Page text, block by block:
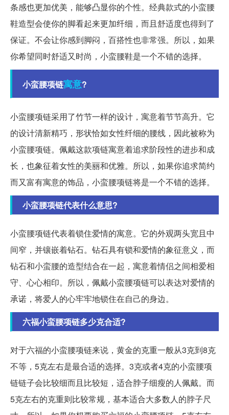
条感也更加优美，能够凸显你的个性。经典款式的小蛮腰
鞋造型会使你的脚看起来更加纤细，而且舒适度也得到了
保证。不会让你感到脚闷，百搭性也非常强。所以，如果
你希望同时舒适又时尚，小蛮腰鞋是一个不错的选择。
小蛮腰项链寓意?
小蛮腰项链采用了竹节一样的设计，寓意着节节高升。它
的设计清新精巧，形状恰如女性纤细的腰线，因此被称为
小蛮腰项链。佩戴这款项链寓意着追求阶段性的进步和成
长，也象征着女性的美丽和优雅。所以，如果你追求简约
而又富有寓意的饰品，小蛮腰项链将是一个不错的选择。
小蛮腰项链代表什么意思?
小蛮腰项链代表着锁住爱情的寓意。它的外观两头宽且中
间窄，并镶嵌着钻石。钻石具有锁和爱情的象征意义，而
钻石和小蛮腰的造型结合在一起，寓意着情侣之间相爱相
守、心心相印。所以，佩戴小蛮腰项链可以表达对爱情的
承诺，将爱人的心牢牢地锁住在自己的身边。
六福小蛮腰项链多少克合适?
对于六福的小蛮腰项链来说，黄金的克重一般从3克到8克
不等，5克左右是最合适的选择。3克或者4克的小蛮腰项
链链子会比较细而且比较短，适合脖子细瘦的人佩戴。而
5克左右的克重则比较常规，基本适合大多数人的脖子尺